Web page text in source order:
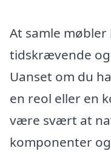
At samle
tidskrævende
Uanset om du
en reol eller en
være svært at
komponenter